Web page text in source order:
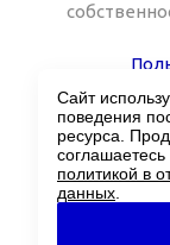
Сайт
поведения
ресурса.
соглашаетесь
политикой в
данных